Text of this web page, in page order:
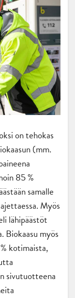
on tehokas
(mm.
85 %
samalle
Myös
lähipäästöt
Biokaasu myös
kotimaista,
sivutuotteena